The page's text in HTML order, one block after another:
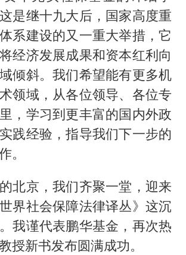
是继十九大后，国家高度重
系建设的又一重大举措，它
经济发展成果和资本红利向
倾斜。我们希望能有更多机
领域，从各位领导、各位专
，学习到更丰富的国内外政
践经验，指导我们下一步的
。
北京，我们齐聚一堂，迎来
界社会保障法律译丛》这沉
我谨代表鹏华基金，再次热
授新书发布圆满成功。